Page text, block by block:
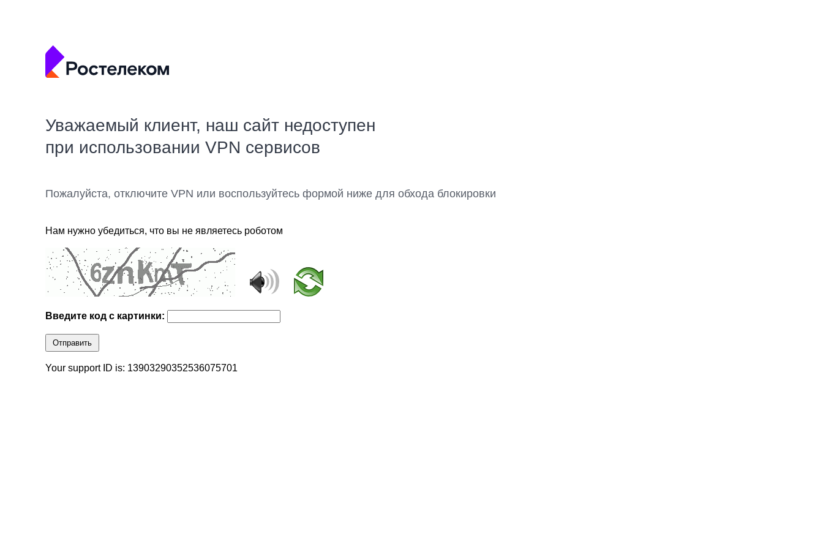
Уважаемый клиент, наш сайт недоступен
при использовании VPN сервисов
Пожалуйста, отключите VPN или воспользуйтесь формой ниже для обхода блокировки
Нам нужно убедиться, что вы не являетесь роботом
Введите код с картинки:
Отправить
Your support ID is: 13903290352536075701